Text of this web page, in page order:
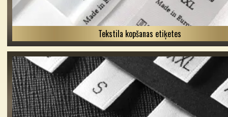
Tekstila kopšanas etiķetes